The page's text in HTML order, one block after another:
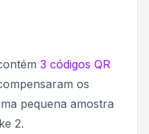
3 códigos QR
os
pequena amostra
2.